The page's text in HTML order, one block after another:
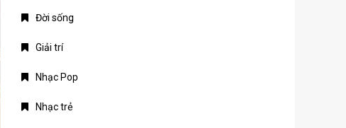
Đời sống
Giải trí
Nhạc Pop
Nhạc trẻ